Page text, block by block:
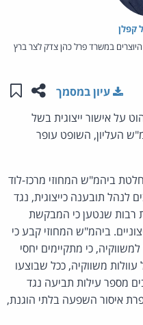
קפלן
היוצרים במשרד פרל כהן צדק לצר ברץ
שתפו
עיון במסמך
על אישור ייצוגית בשל
העליון, השופט עופר
ביהמ"ש המחוזי מרכז-לוד
לנהל תובענה כייצוגית, נגד
רבות שנטען כי המבקשת
ביהמ"ש המחוזי קבע כי
כי מתקיימים יחסי
משווקיה, ככל שבוצעו
מספר עילות תביעה נגד
איסור השפעה בלתי הוגנת,